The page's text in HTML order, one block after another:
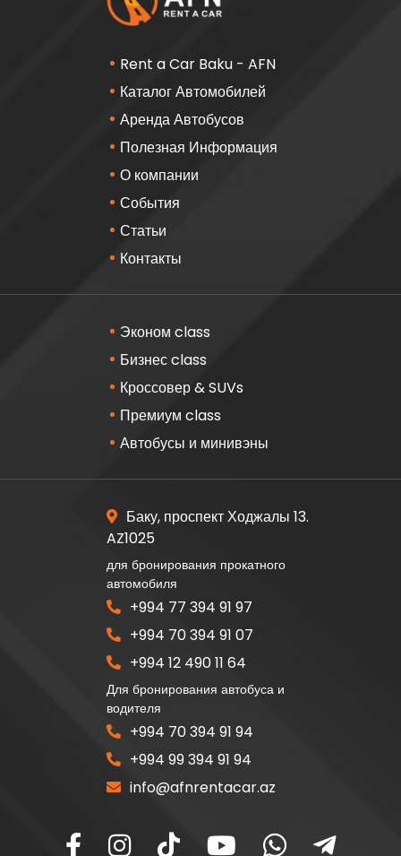
Rent a Car Baku - AFN
Каталог Автомобилей
Аренда Автобусов
Полезная Информация
О компании
События
Статьи
Контакты
Эконом class
Бизнес class
Кроссовер & SUVs
Премиум class
Автобусы и минивэны
Баку, проспект Ходжалы 13.
AZ1025
для бронирования прокатного
автомобиля
+994 77 394 91 97
+994 70 394 91 07
+994 12 490 11 64
Для бронирования автобуса и
водителя
+994 70 394 91 94
+994 99 394 91 94
info@afnrentacar.az